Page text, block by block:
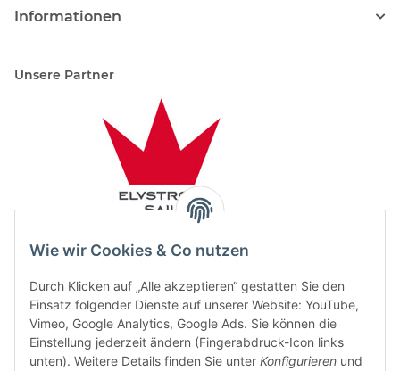
Wie wir Cookies & Co nutzen
Durch Klicken auf „Alle akzeptieren“ gestatten Sie den
Einsatz folgender Dienste auf unserer Website: YouTube,
Vimeo, Google Analytics, Google Ads. Sie können die
Einstellung jederzeit ändern (Fingerabdruck-Icon links
unten). Weitere Details finden Sie unter Konfigurieren und
Informationen
Unsere Partner